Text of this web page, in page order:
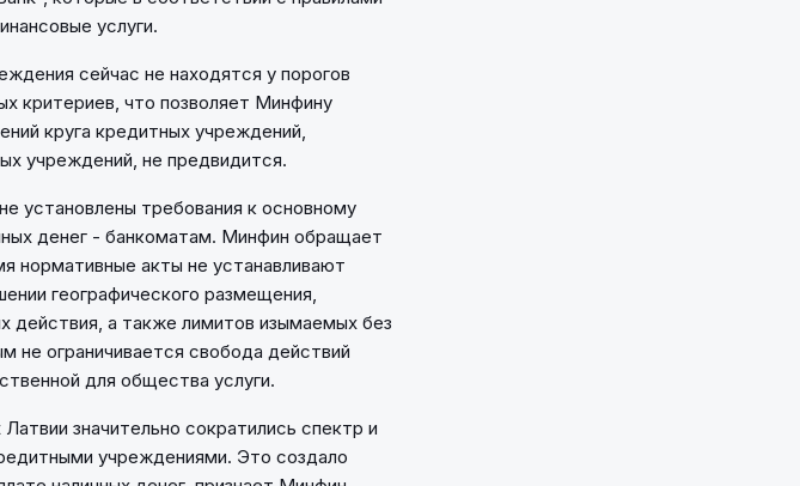
услуги.
сейчас не находятся у порогов
критериев, что позволяет Минфину
круга кредитных учреждений,
учреждений, не предвидится.
установлены требования к основному
денег - банкоматам. Минфин обращает
нормативные акты не устанавливают
географического размещения,
действия, а также лимитов изымаемых без
не ограничивается свобода действий
для общества услуги.
значительно сократились спектр и
учреждениями. Это создало